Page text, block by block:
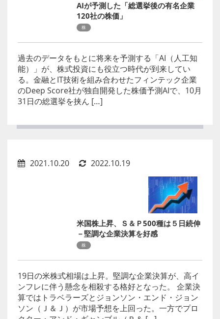
AIが予測した「総選挙後の有名企業
120社の株価」
株
過去のデータをもとに将来を予測する「AI（人工知
能）」が、株式投資にも役立つ時代が到来してい
る。金融とIT技術を組み合わせたフィンテック企業
のDeep Score社が独自開発した株価予測AIで、10月
31日の総選挙を挟ん […]
2021.10.20 2022.10.19
米国株上昇、Ｓ＆Ｐ500種は５日続伸
－堅調な企業決算を好感
株
19日の米株式相場は上昇。堅調な企業決算が、高イ
ンフレに伴う懸念を相殺する格好となった。 企業決
算ではトラベラーズとジョンソン・エンド・ジョン
ソン（Ｊ＆Ｊ）が市場予想を上回った。一方でプロ